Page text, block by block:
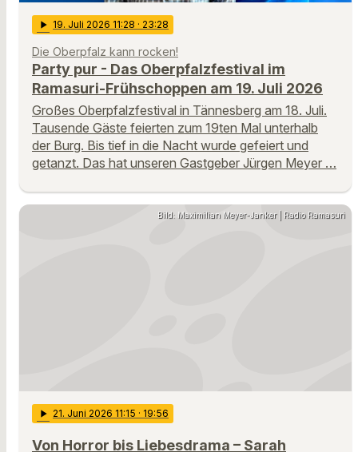
play_arrow 19. Juli 2026 11:28 · 23:28
Die Oberpfalz kann rocken!
Party pur - Das Oberpfalzfestival im
Ramasuri-Frühschoppen am 19. Juli 2026
Großes Oberpfalzfestival in Tännesberg am 18. Juli.
Tausende Gäste feierten zum 19ten Mal unterhalb
der Burg. Bis tief in die Nacht wurde gefeiert und
getanzt. Das hat unseren Gastgeber Jürgen Meyer …
Bild: Maximilian Meyer-Janker | Radio Ramasuri
play_arrow 21. Juni 2026 11:15 · 19:56
Von Horror bis Liebesdrama – Sarah